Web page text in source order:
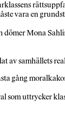
vara en
Mona
av samhällets
gång
uttrycker